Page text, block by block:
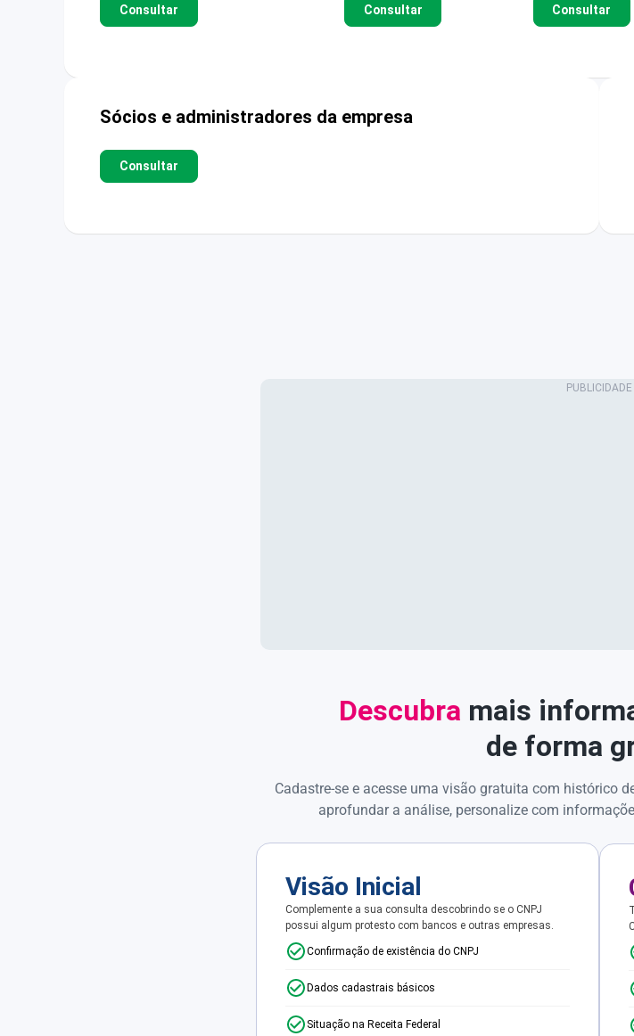
Consultar Consultar Consultar
Sócios e administradores da empresa
Consultar
Descubra mais
de forma
Cadastre-se e acesse uma visão gratuita com histórico
aprofundar a análise, personalize com
Visão Inicial
Complemente a sua consulta descobrindo se o CNPJ
possui algum protesto com bancos e outras empresas.
Confirmação de existência do CNPJ
Dados cadastrais básicos
Situação na Receita Federal